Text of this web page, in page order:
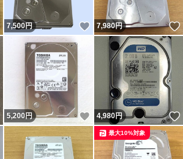
いいね！
7,500円 いいね！
7,980円
いいね！
5,200円 いいね！
4,980円
最大10%対象